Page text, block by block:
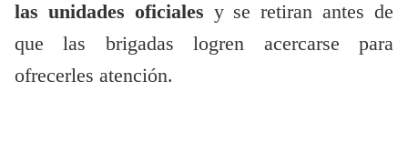
las unidades oficiales y se retiran antes de
que las brigadas logren acercarse para
ofrecerles atención.